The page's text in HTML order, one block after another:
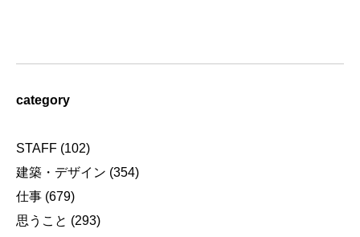
category
STAFF (102)
建築・デザイン (354)
仕事 (679)
思うこと (293)